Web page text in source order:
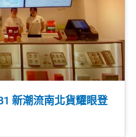
新潮流南北貨耀眼登